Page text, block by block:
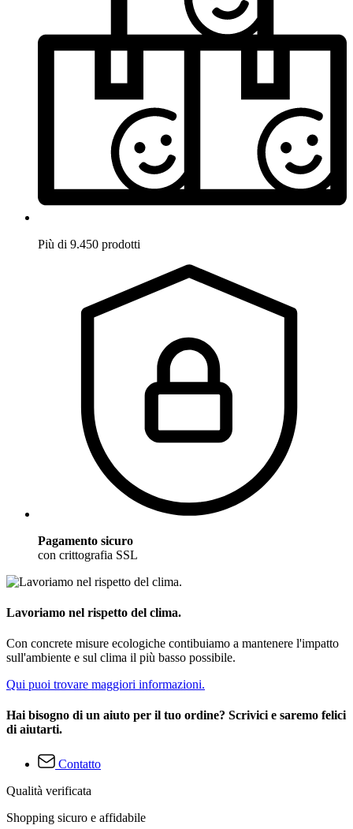
Più di 9.450 prodotti
Pagamento sicuro
con crittografia SSL
Lavoriamo nel rispetto del clima.
Con concrete misure ecologiche contibuiamo a mantenere l'impatto
sull'ambiente e sul clima il più basso possibile.
Qui puoi trovare maggiori informazioni.
Hai bisogno di un aiuto per il tuo ordine? Scrivici e saremo felici
di aiutarti.
Contatto
Qualità verificata
Shopping sicuro e affidabile